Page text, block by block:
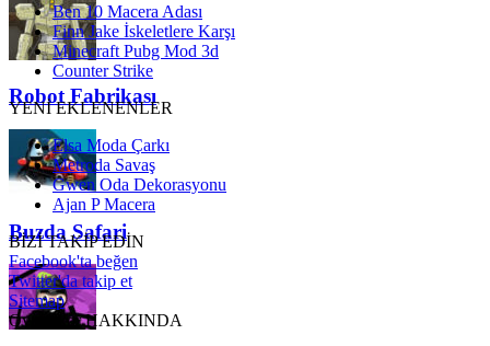
Robot Fabrikası
Buzda Safari
Ben 10 Macera Adası
Finn Jake İskeletlere Karşı
Minecraft Pubg Mod 3d
Counter Strike
YENİ EKLENENLER
Elsa Moda Çarkı
Metroda Savaş
Gwen Oda Dekorasyonu
Ajan P Macera
BİZİ TAKİP EDİN
Facebook'ta beğen
Twitter'da takip et
Sitemap
OyunSkor HAKKINDA